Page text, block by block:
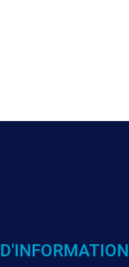
D'INFORMATION